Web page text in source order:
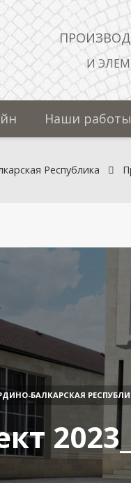
И
Наши работы
Республика
БАЛКАРСКАЯ